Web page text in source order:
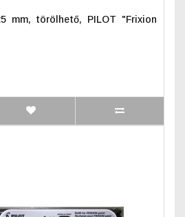
mm, törölhető, PILOT "Frixion